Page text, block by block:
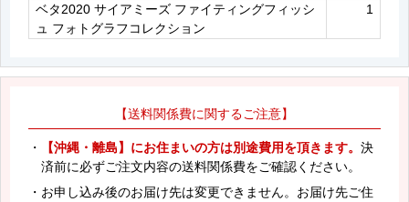
ベタ2020 サイアミーズ ファイティングフィッシ
ュ フォトグラフコレクション
1
【送料関係費に関するご注意】
・ 【沖縄・離島】にお住まいの方は別途費用を頂きます。 決
済前に必ずご注文内容の送料関係費をご確認ください。
・お申し込み後のお届け先は変更できません。お届け先ご住